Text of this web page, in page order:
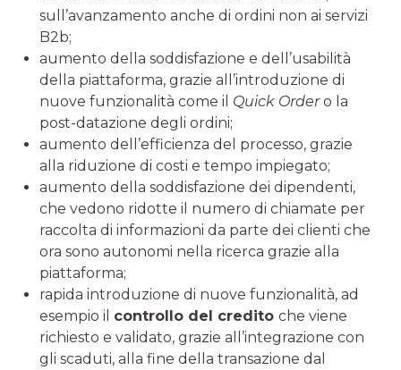
sull’avanzamento anche di ordini non ai servizi
B2b;
aumento della soddisfazione e dell’usabilità
della piattaforma, grazie all’introduzione di
nuove funzionalità come il Quick Ordero la
post-datazione degli ordini;
aumento dell’efficienza del processo, grazie
alla riduzione di costi e tempo impiegato;
aumento della soddisfazione dei dipendenti,
che vedono ridotte il numero di chiamate per
raccolta di informazioni da parte dei clienti che
ora sono autonomi nella ricerca grazie alla
piattaforma;
rapida introduzione di nuove funzionalità, ad
esempio il controllo del credito che viene
richiesto e validato, grazie all’integrazione con
gli scaduti, alla fine della transazione dal